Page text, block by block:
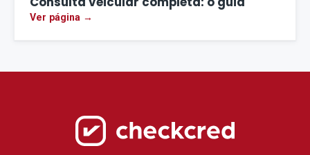
Ver página →